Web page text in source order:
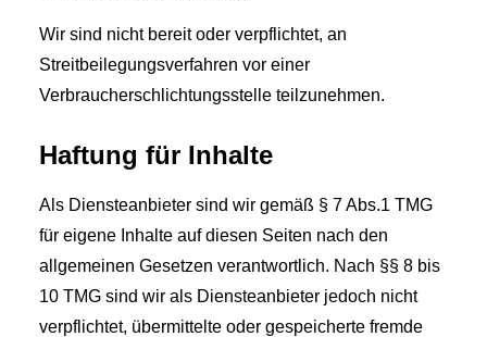
Wir sind nicht bereit oder verpflichtet, an
Streitbeilegungsverfahren vor einer
Verbraucherschlichtungsstelle teilzunehmen.
Haftung für Inhalte
Als Diensteanbieter sind wir gemäß § 7 Abs.1 TMG
für eigene Inhalte auf diesen Seiten nach den
allgemeinen Gesetzen verantwortlich. Nach §§ 8 bis
10 TMG sind wir als Diensteanbieter jedoch nicht
verpflichtet, übermittelte oder gespeicherte fremde